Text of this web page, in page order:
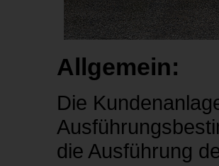
Allgemein:
Die
die Ausführung